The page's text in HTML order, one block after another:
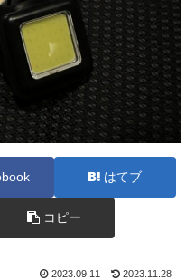
はてブ
コピー
2023.09.11 2023.11.28